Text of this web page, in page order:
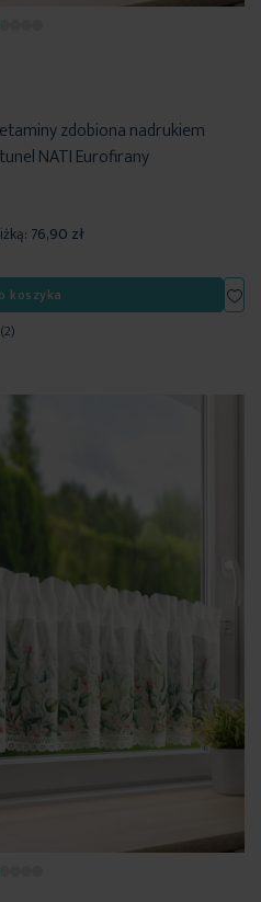
zdobiona nadrukiem
NATI Eurofirany
76,90 zł
koszyka
(2)